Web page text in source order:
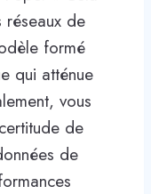
de
formé
qui atténue
vous
de
de